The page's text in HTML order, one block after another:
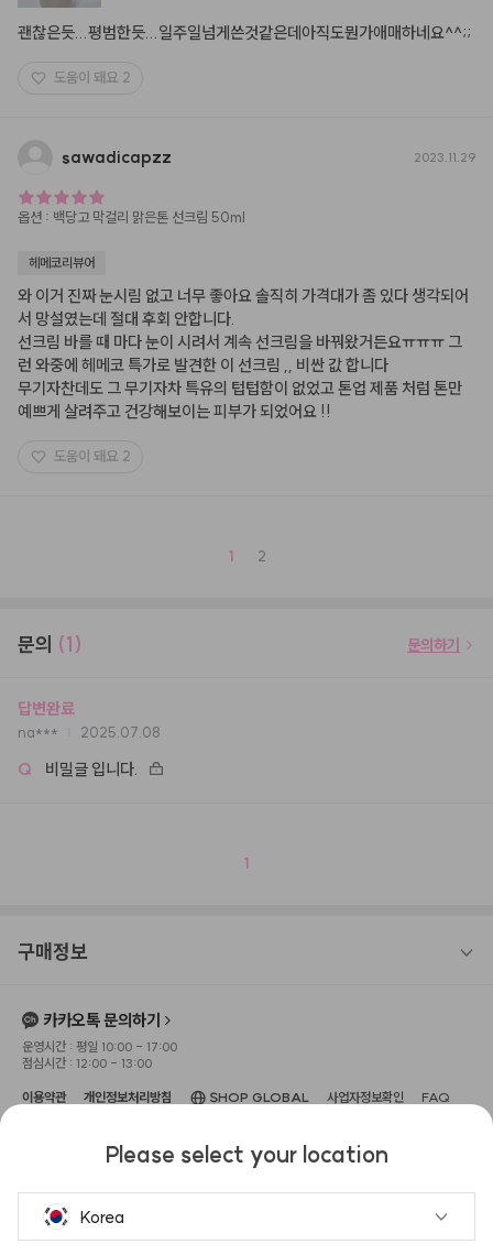
괜찮은듯...평범한듯...일주일넘게쓴것같은데아직도뭔가애매하네요^^;;
도움이 돼요 2
sawadicapzz 2023.11.29
옵션 : 백당고 막걸리 맑은톤 선크림 50ml
헤메코리뷰어
와 이거 진짜 눈시림 없고 너무 좋아요 솔직히 가격대가 좀 있다 생각되어
서 망설였는데 절대 후회 안합니다.
선크림 바를 때 마다 눈이 시려서 계속 선크림을 바꿔왔거든요ㅠㅠㅠ 그
런 와중에 헤메코 특가로 발견한 이 선크림 ,, 비싼 값 합니다
무기자찬데도 그 무기자차 특유의 텁텁함이 없었고 톤업 제품 처럼 톤만
예쁘게 살려주고 건강해보이는 피부가 되었어요 !!
도움이 돼요 2
1 2
문의 (1) 문의하기
답변완료
na*** 2025.07.08
Q 비밀글 입니다.
1
구매정보
카카오톡 문의하기
운영시간 : 평일 10:00 - 17:00
점심시간 : 12:00 - 13:00
이용약관 개인정보처리방침 SHOP GLOBAL 사업자정보확인 FAQ
로 104, 3층(신사동, 보암빌딩)
고객센터 : 1533-0645
사업자 등록번호 : 666-87-
통신판매업신고번호 : 2022-서울강
남-02255
Please select your location
Korea